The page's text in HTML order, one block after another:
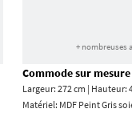
+ nombreuses
Commode sur mesure
Largeur: 272 cm | Hauteur:
Matériel: MDF Peint Gris